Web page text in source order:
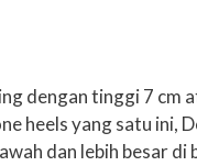
dengan tinggi 7 cm
heels yang satu ini,
dan lebih besar